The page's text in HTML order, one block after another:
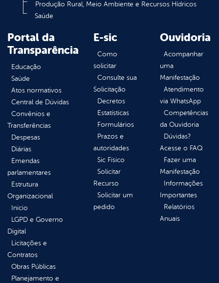
Produção Rural, Meio Ambiente e Recursos Hídricos
Saúde
Portal da
Transparência
Educação
Saúde
Atos normativos
Central de Dúvidas
Convênios e
Transferências
Despesas
Diárias
Emendas
parlamentares
Estrutura
Organizacional
Inicio
LGPD e Governo
Digital
Licitações e
Contratos
Obras Públicas
Planejamento e
E-sic
Como
solicitar
Consulte sua
Solicitação
Decretos
Estatísticas
Formulários
Prazos e
autoridades
Sic Físico
Solicitar
Recurso
Solicitar um
pedido
Ouvidoria
Acompanhar
uma
Manifestação
Atendimento
via WhatsApp
Competências
da Ouvidoria
Dúvidas?
Acesse o FAQ
Fazer uma
Manifestação
Informações
Importantes
Relatórios
Anuais